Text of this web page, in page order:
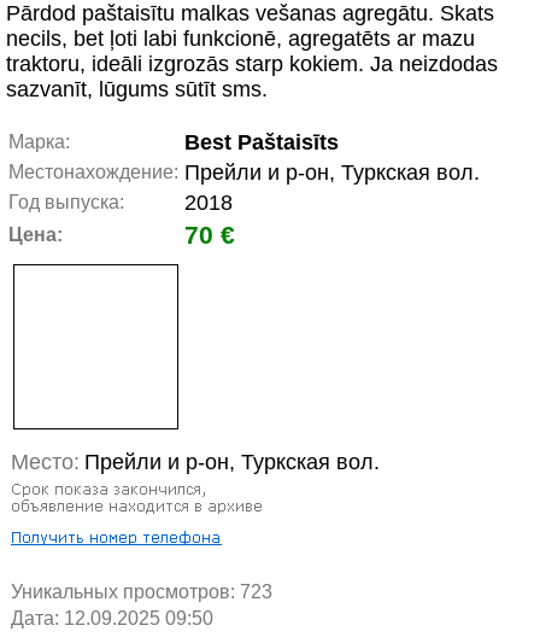
Pārdod paštaisītu malkas vešanas agregātu. Skats
necils, bet ļoti labi funkcionē, agregatēts ar mazu
traktoru, ideāli izgrozās starp kokiem. Ja neizdodas
sazvanīt, lūgums sūtīt sms.
Марка: Best Paštaisīts
Местонахождение: Прейли и р-он, Туркская вол.
Год выпуска: 2018
Цена: 70 €
Место: Прейли и р-он, Туркская вол.
Уникальных просмотров: 723
Дата: 12.09.2025 09:50